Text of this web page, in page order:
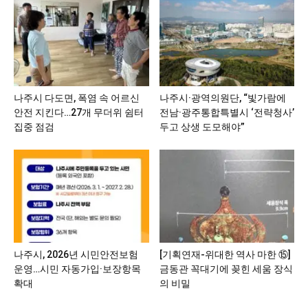
나주시 다도면, 폭염 속 어르신
안전 지킨다…27개 무더위 쉼터
집중 점검
나주시·광역의원단, “빛가람에
전남·광주통합특별시 ‘전략청사’
두고 상생 도모해야”
나주시, 2026년 시민안전보험
운영…시민 자동가입·보장항목
확대
[기획연재-위대한 역사 마한 ⑮]
금동관 꼭대기에 꽂힌 세움 장식
의 비밀